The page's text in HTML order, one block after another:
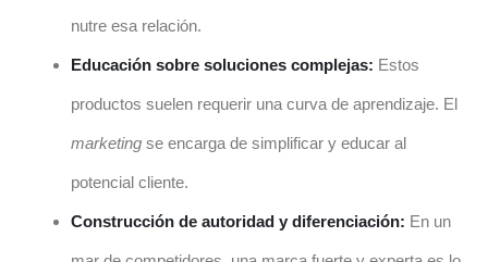
nutre esa relación.
Educación sobre soluciones complejas: Estos
productos suelen requerir una curva de aprendizaje. El
marketing se encarga de simplificar y educar al
potencial cliente.
Construcción de autoridad y diferenciación: En un